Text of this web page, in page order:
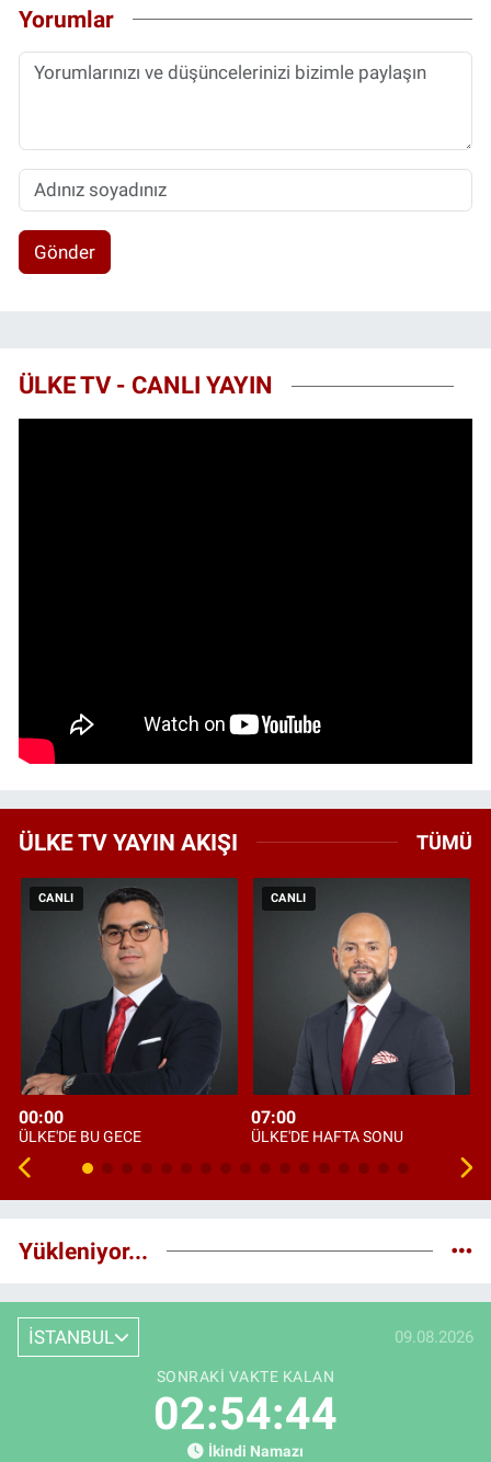
Yorumlar
Gönder
ÜLKE TV - CANLI YAYIN
ÜLKE TV YAYIN AKIŞI TÜMÜ
CANLI
00:00
ÜLKE'DE BU GECE
CANLI
07:00
ÜLKE'DE HAFTA SONU
Yükleniyor...
İSTANBUL 09.08.2026
SONRAKI VAKTE KALAN
02:54:43
İkindi Namazı